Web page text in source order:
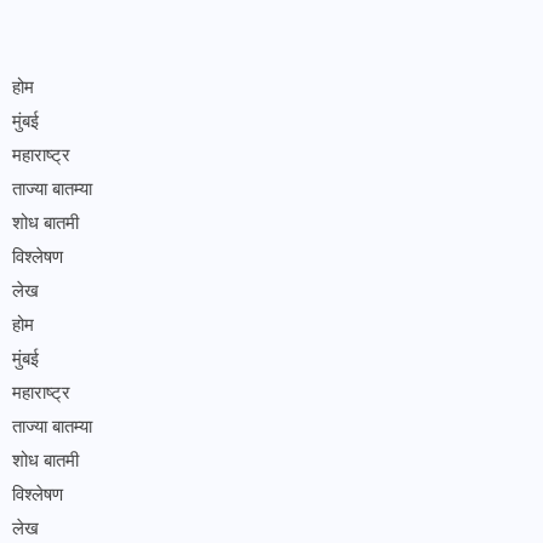
होम
मुंबई
महाराष्ट्र
ताज्या बातम्या
शोध बातमी
विश्लेषण
लेख
होम
मुंबई
महाराष्ट्र
ताज्या बातम्या
शोध बातमी
विश्लेषण
लेख